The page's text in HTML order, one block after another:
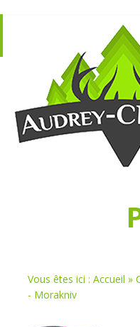
NE
Vous êtes ici : Accueil »
- Morakniv